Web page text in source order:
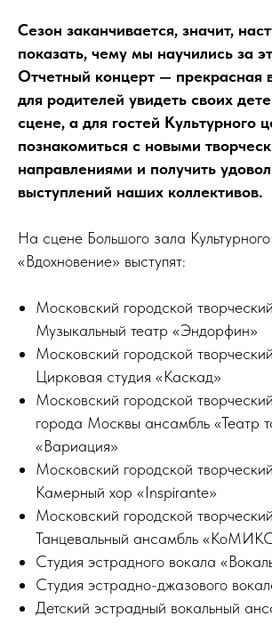
Сезон заканчивается, значит,
показать, чему мы научились за
Отчетный концерт — прекрасная
для родителей увидеть своих
сцене, а для гостей Культурного
познакомиться с новыми
направлениями и получить
выступлений наших коллективов.
На сцене Большого зала
«Вдохновение» выступят:
Московский городской
Музыкальный театр «Эндорфин»
Московский городской
Цирковая студия «Каскад»
Московский городской
города Москвы ансамбль «Театр
«Вариация»
Московский городской
Камерный хор «Inspirante»
Московский городской
Танцевальный ансамбль
Студия эстрадного вокала
Студия эстрадно-джазового
Детский эстрадный вокальный